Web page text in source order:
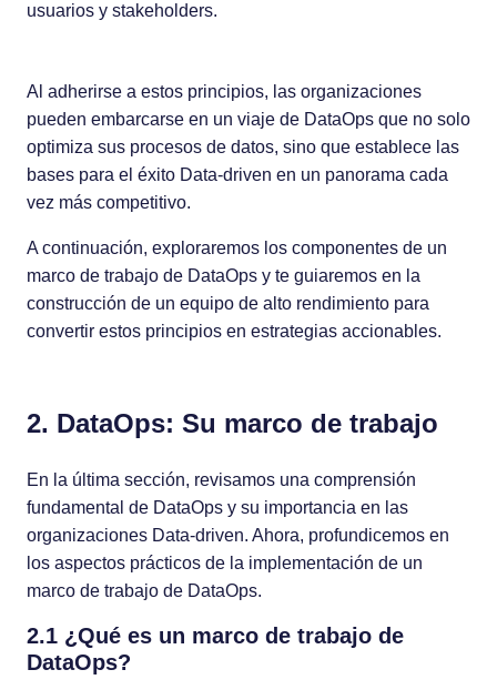
usuarios y stakeholders.
Al adherirse a estos principios, las organizaciones
pueden embarcarse en un viaje de DataOps que no solo
optimiza sus procesos de datos, sino que establece las
bases para el éxito Data-driven en un panorama cada
vez más competitivo.
A continuación, exploraremos los componentes de un
marco de trabajo de DataOps y te guiaremos en la
construcción de un equipo de alto rendimiento para
convertir estos principios en estrategias accionables.
2. DataOps: Su marco de trabajo
En la última sección, revisamos una comprensión
fundamental de DataOps y su importancia en las
organizaciones Data-driven. Ahora, profundicemos en
los aspectos prácticos de la implementación de un
marco de trabajo de DataOps.
2.1 ¿Qué es un marco de trabajo de
DataOps?